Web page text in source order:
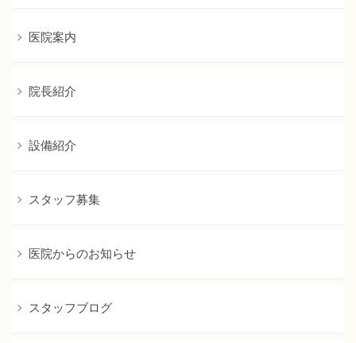
医院案内
院長紹介
設備紹介
スタッフ募集
医院からのお知らせ
スタッフブログ